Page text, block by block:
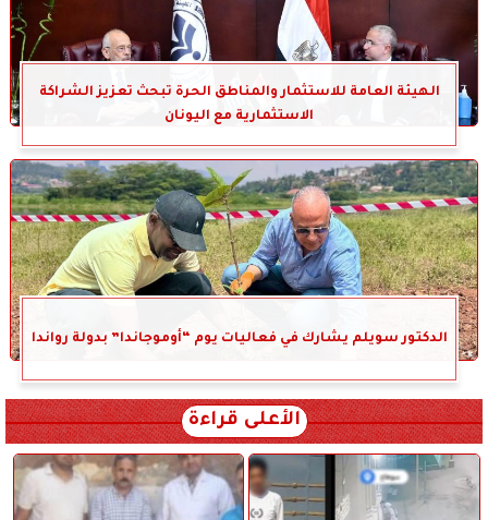
الهيئة العامة للاستثمار والمناطق الحرة تبحث تعزيز الشراكة
الاستثمارية مع اليونان
الدكتور سويلم يشارك في فعاليات يوم “أوموجاندا” بدولة رواندا
الأعلى قراءة